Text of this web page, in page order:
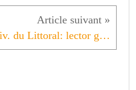
Vacature Univ. du Littoral: lector gezocht